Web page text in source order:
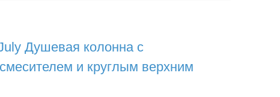
Душевая колонна с
и круглым верхним